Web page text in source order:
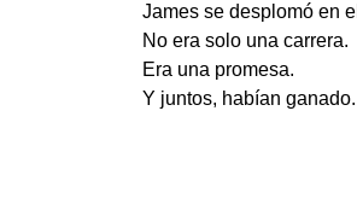
James se desplomó en
No era solo una carrera.
Era una promesa.
Y juntos, habían ganado.